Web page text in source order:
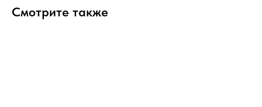
Смотрите также